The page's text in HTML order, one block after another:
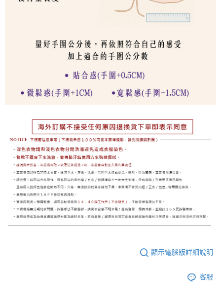
顯示電腦版詳細說明
客服